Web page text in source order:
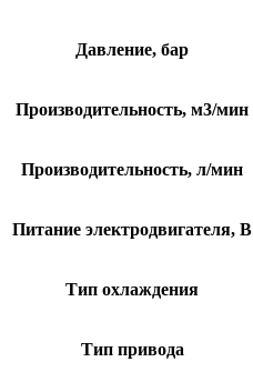
Давление, бар
Производительность, м3/мин
Производительность, л/мин
Питание электродвигателя, В
Тип охлаждения
Тип привода